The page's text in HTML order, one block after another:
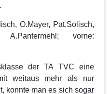
O.Mayer, Pat.Solisch,
A.Pantermehl; vorne:
der TA TVC eine
weitaus mehr als nur
konnte man es sich sogar